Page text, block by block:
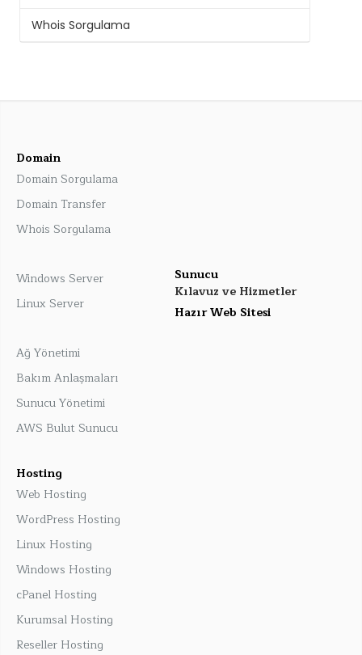
Whois Sorgulama
Domain
Domain Sorgulama
Domain Transfer
Whois Sorgulama
Sunucu
Windows Server
Linux Server
Kılavuz ve Hizmetler
Ağ Yönetimi
Bakım Anlaşmaları
Sunucu Yönetimi
AWS Bulut Sunucu
Hazır Web Sitesi
Hosting
Web Hosting
WordPress Hosting
Linux Hosting
Windows Hosting
cPanel Hosting
Kurumsal Hosting
Reseller Hosting